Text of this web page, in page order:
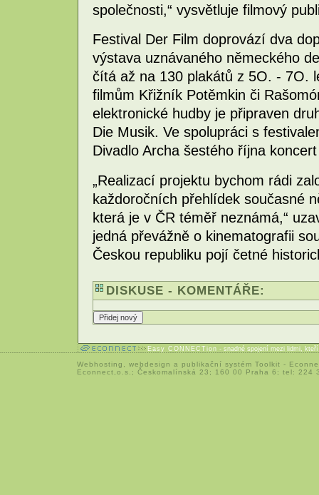
společnosti,“ vysvětluje filmový
Festival Der Film doprovází dva
výstava uznávaného německého
čítá až na 130 plakátů z 5O. - 7O.
filmům Křižník Potěmkin či
elektronické hudby je připraven
Die Musik. Ve spolupráci s
Divadlo Archa šestého října
„Realizací projektu bychom rádi
každoročních přehlídek současné
která je v ČR téměř neznámá,“
jedná převážně o kinematografii
Českou republiku pojí četné
DISKUSE - KOMENTÁŘE:
Easy CONNECTion - snadné spojení mezi lidmi,
Webhosting webdesign a publikační systém Toolkit -
Econnect,o.s.; Českomalínská 23; 160 00 Praha 6; tel: 224